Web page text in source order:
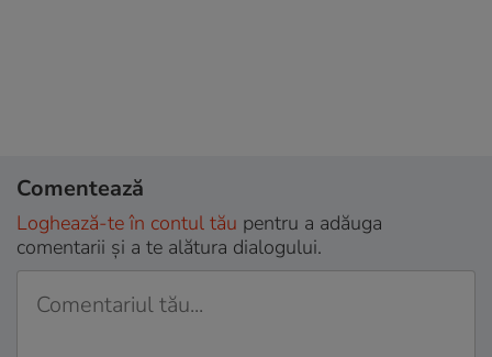
Comentează
Loghează-te în contul tău pentru a adăuga
comentarii și a te alătura dialogului.